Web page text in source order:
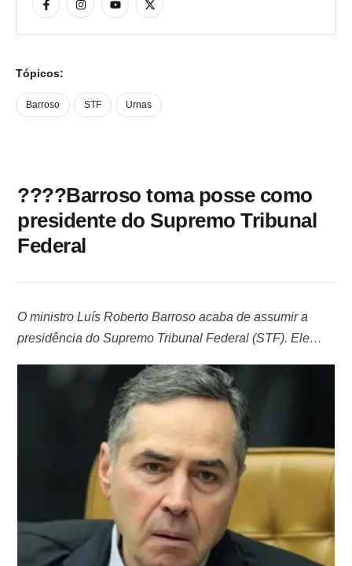
Tópicos:
Barroso STF Urnas
????Barroso toma posse como
presidente do Supremo Tribunal
Federal
O ministro Luís Roberto Barroso acaba de assumir a
presidência do Supremo Tribunal Federal (STF). Ele
Justiça (CNJ) pelos próximos dois anos. Barroso prestou
o compromisso da solenidade, assinou o termo de posse
e foi declarado presidente do tribunal por Rosa Weber,
sua antecessora no …